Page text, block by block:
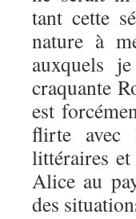
tant cette
nature à
auxquels
craquante
est
flirte avec
littéraires
Alice au
des